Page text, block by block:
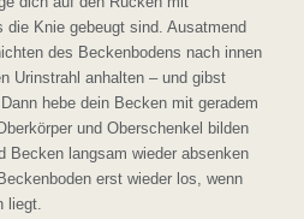
Knie gebeugt sind. Ausatmend
des Beckenbodens nach innen
Urinstrahl anhalten – und gibst
hebe dein Becken mit geradem
und Oberschenkel bilden
Becken langsam wieder absenken
erst wieder los, wenn
liegt.